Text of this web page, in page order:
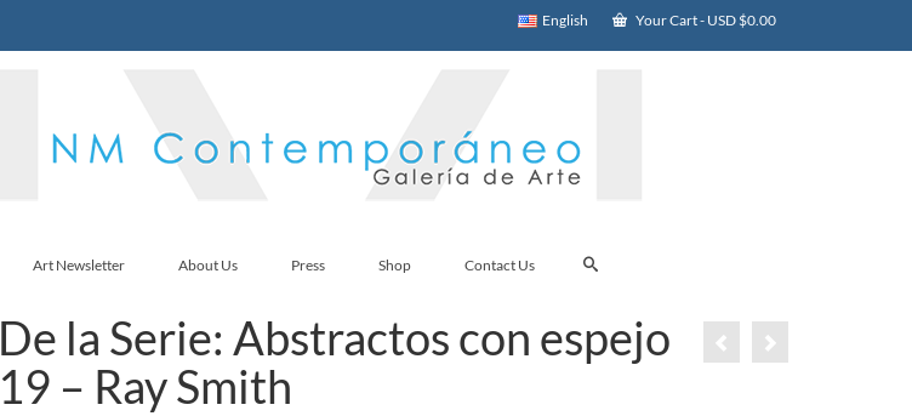
English Your Cart- USD $0.00
Art Newsletter About Us Press Shop Contact Us
De la Serie: Abstractos con espejo
19 – Ray Smith